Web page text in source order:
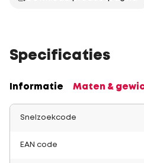
Specificaties
Informatie Maten &
Snelzoekcode
EAN code